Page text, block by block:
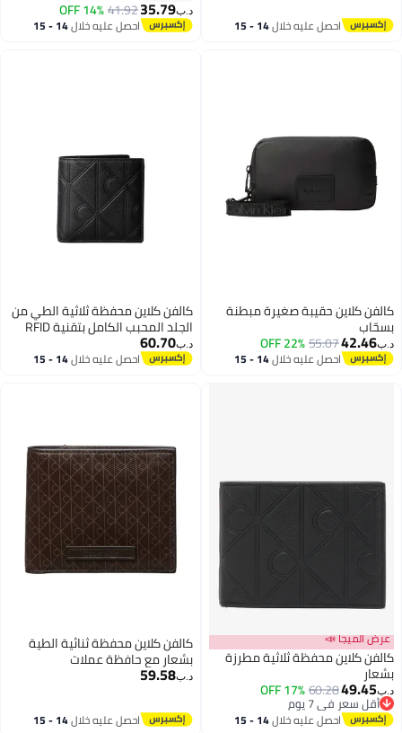
14 - 15 احصل عليه خلال 14 - 15
14 - 15
كالفن كلاين محفظة ثلاثية الطي من
الجلد المحبب الكامل بتقنية RFID
د.ب‏60.70
احصل عليه خلال 14 - 15
اغسطس
مطرزة
14 - 15
كالفن كلاين محفظة ثنائية الطية
بشعار مع حافظة عملات
احصل عليه خلال 14 - 15